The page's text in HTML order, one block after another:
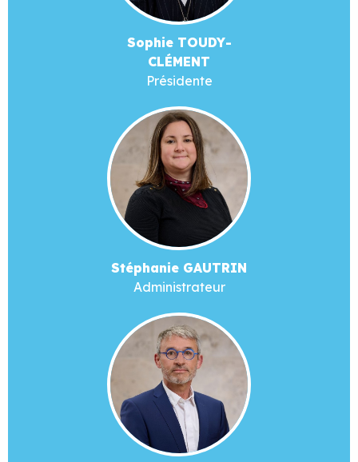
Sophie TOUDY-
CLÉMENT
Présidente
Stéphanie GAUTRIN
Administrateur